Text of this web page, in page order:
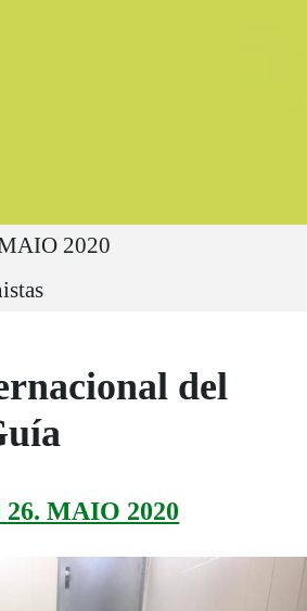
2020
del
MAIO 2020